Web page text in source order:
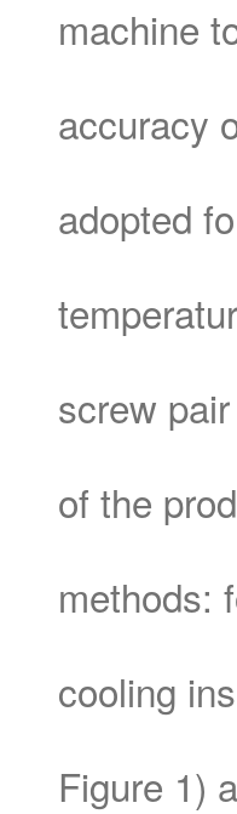
machine
accuracy
adopted
screw
of the
methods:
cooling
Figure 1)